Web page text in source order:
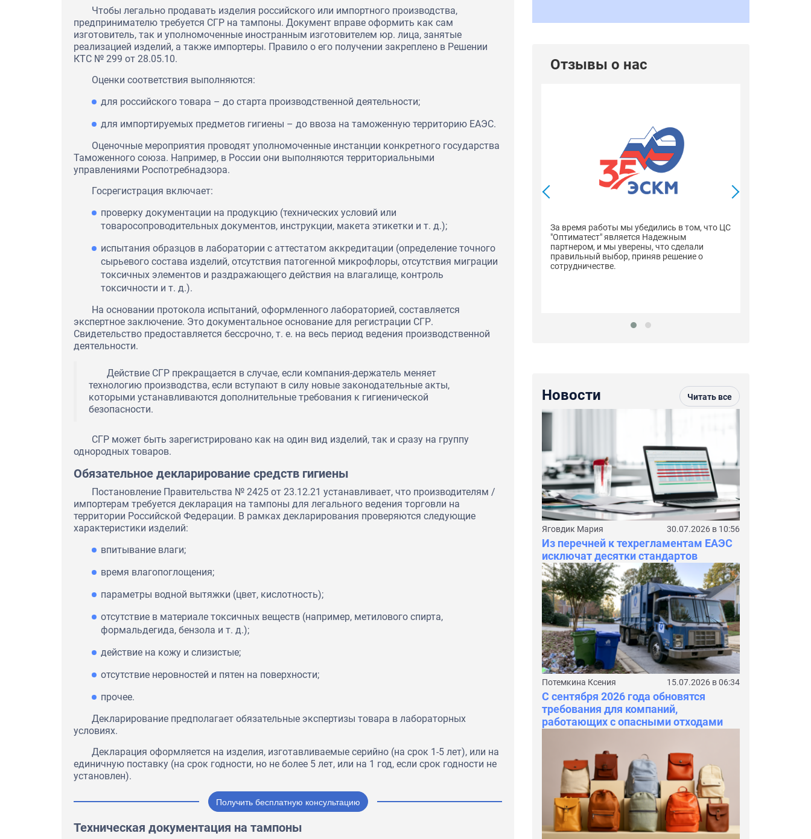
Чтобы легально продавать изделия российского или импортного производства,
предпринимателю требуется СГР на тампоны. Документ вправе оформить как сам
изготовитель, так и уполномоченные иностранным изготовителем юр. лица, занятые
реализацией изделий, а также импортеры. Правило о его получении закреплено в Решении
КТС № 299 от 28.05.10.
Оценки соответствия выполняются:
для российского товара – до старта производственной деятельности;
для импортируемых предметов гигиены – до ввоза на таможенную территорию ЕАЭС.
Оценочные мероприятия проводят уполномоченные инстанции конкретного государства
Таможенного союза. Например, в России они выполняются территориальными
управлениями Роспотребнадзора.
Госрегистрация включает:
проверку документации на продукцию (технических условий или
товаросопроводительных документов, инструкции, макета этикетки и т. д.);
испытания образцов в лаборатории с аттестатом аккредитации (определение точного
сырьевого состава изделий, отсутствия патогенной микрофлоры, отсутствия миграции
токсичных элементов и раздражающего действия на влагалище, контроль
токсичности и т. д.).
На основании протокола испытаний, оформленного лабораторией, составляется
экспертное заключение. Это документальное основание для регистрации СГР.
Свидетельство предоставляется бессрочно, т. е. на весь период ведения производственной
деятельности.
Действие СГР прекращается в случае, если компания-держатель меняет
технологию производства, если вступают в силу новые законодательные акты,
которыми устанавливаются дополнительные требования к гигиенической
безопасности.
СГР может быть зарегистрировано как на один вид изделий, так и сразу на группу
однородных товаров.
Обязательное декларирование средств гигиены
Постановление Правительства № 2425 от 23.12.21 устанавливает, что производителям /
импортерам требуется декларация на тампоны для легального ведения торговли на
территории Российской Федерации. В рамках декларирования проверяются следующие
характеристики изделий:
впитывание влаги;
время влагопоглощения;
параметры водной вытяжки (цвет, кислотность);
отсутствие в материале токсичных веществ (например, метилового спирта,
формальдегида, бензола и т. д.);
действие на кожу и слизистые;
отсутствие неровностей и пятен на поверхности;
прочее.
Декларирование предполагает обязательные экспертизы товара в лабораторных
условиях.
Декларация оформляется на изделия, изготавливаемые серийно (на срок 1-5 лет), или на
единичную поставку (на срок годности, но не более 5 лет, или на 1 год, если срок годности не
установлен).
Получить бесплатную консультацию
Техническая документация на тампоны
Отзывы о нас
За время работы мы убедились в том, что ЦС
партнером, и мы уверены, что сделали
правильный выбор, приняв решение о
сотрудничестве.
профессионализм сотрудников. Благодаря
компетентной и оперативной работе
менеджеров всегда получаем необходимую
За время работы мы убедились в том, что ЦС
"Оптиматест" является Надежным
партнером, и мы уверены, что сделали
правильный выбор, приняв решение о
сотрудничестве.
Новости Читать все
Яговдик Мария 30.07.2026 в 10:56
Из перечней к техрегламентам ЕАЭС
исключат десятки стандартов
Потемкина Ксения 15.07.2026 в 06:34
С сентября 2026 года обновятся
требования для компаний,
работающих с опасными отходами